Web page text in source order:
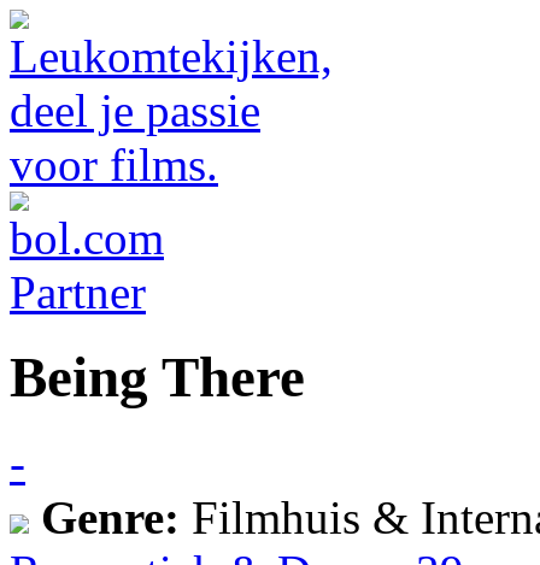
Being There
-
Genre: Filmhuis &